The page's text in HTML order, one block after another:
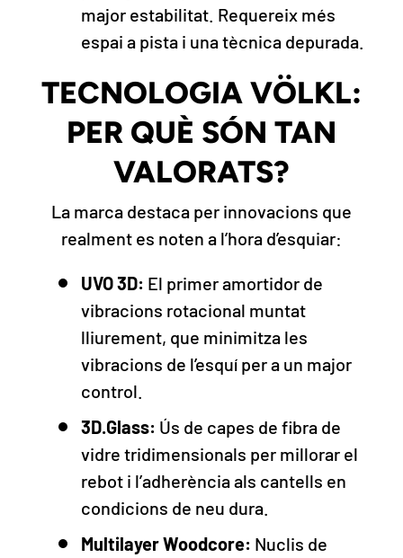
major estabilitat. Requereix més
espai a pista i una tècnica depurada.
TECNOLOGIA VÖLKL:
PER QUÈ SÓN TAN
VALORATS?
La marca destaca per innovacions que
realment es noten a l’hora d’esquiar:
UVO 3D: El primer amortidor de
vibracions rotacional muntat
lliurement, que minimitza les
vibracions de l’esquí per a un major
control.
3D.Glass: Ús de capes de fibra de
vidre tridimensionals per millorar el
rebot i l’adherència als cantells en
condicions de neu dura.
Multilayer Woodcore: Nuclis de